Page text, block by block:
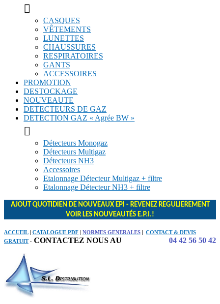

CASQUES
VÊTEMENTS
LUNETTES
CHAUSSURES
RESPIRATOIRES
GANTS
ACCESSOIRES
PROMOTION
DESTOCKAGE
NOUVEAUTE
DETECTEURS DE GAZ
DETECTION GAZ « Agrée BW »

Détecteurs Monogaz
Détecteurs Multigaz
Détecteurs NH3
Accessoires
Etalonnage Détecteur Multigaz + filtre
Etalonnage Détecteur NH3 + filtre
AJOUT QUOTIDIEN DE NOUVEAUX EPI - REVENEZ REGULIEREMENT
VOIR LES NOUVEAUTÉS E.P.I.!
ACCUEIL | CATALOGUE PDF | NORMES GENERALES | CONTACT & DEVIS
GRATUIT- CONTACTEZ NOUS AU 04 42 56 50 42